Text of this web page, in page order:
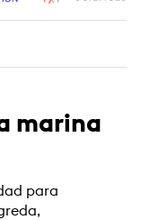
marina
para